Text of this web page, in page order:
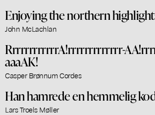
Enjoying the northern
John McLachlan
RrrrrrrrrrrrA!rrrrrrrrrrrrr-
aaaAK!
Casper Brønnum Cordes
Han hamrede en hemmelig
Lars Troels Møller